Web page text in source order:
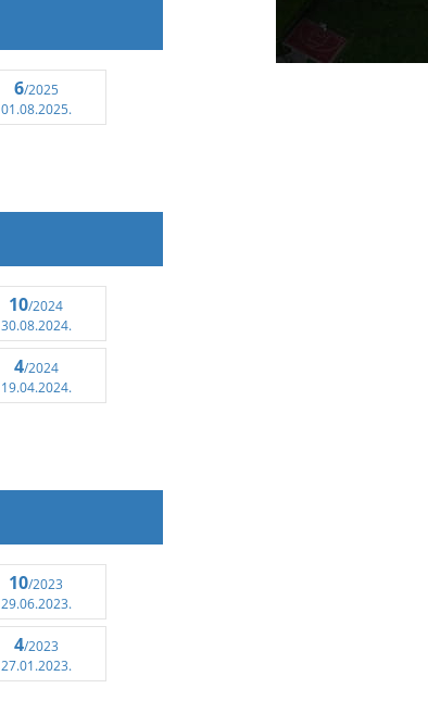
6/2025
01.08.2025.
10/2024
30.08.2024.
4/2024
19.04.2024.
10/2023
29.06.2023.
4/2023
27.01.2023.